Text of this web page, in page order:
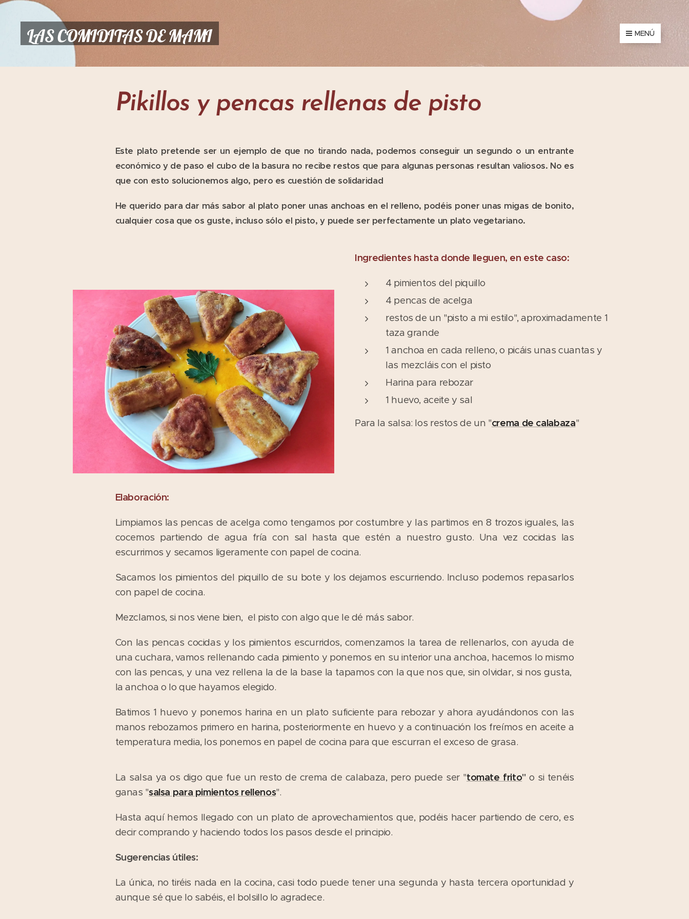
LAS COMIDITAS DE MAMI MENÚ
Pikillos y pencas rellenas de pisto
Este plato pretende ser un ejemplo de que no tirando nada, podemos conseguir un segundo o un entrante
económico y de paso el cubo de la basura no recibe restos que para algunas personas resultan valiosos. No es
que con esto solucionemos algo, pero es cuestión de solidaridad
He querido para dar más sabor al plato poner unas anchoas en el relleno, podéis poner unas migas de bonito,
cualquier cosa que os guste, incluso sólo el pisto, y puede ser perfectamente un plato vegetariano.
Ingredientes hasta donde lleguen, en este caso:
4 pimientos del piquillo
4 pencas de acelga
restos de un "pisto a mi estilo", aproximadamente 1
taza grande
1 anchoa en cada relleno, o picáis unas cuantas y
las mezcláis con el pisto
Harina para rebozar
1 huevo, aceite y sal
Para la salsa: los restos de un "crema de calabaza"
Elaboración:
Limpiamos las pencas de acelga como tengamos por costumbre y las partimos en 8 trozos iguales, las
cocemos partiendo de agua fría con sal hasta que estén a nuestro gusto. Una vez cocidas las
escurrimos y secamos ligeramente con papel de cocina.
Sacamos los pimientos del piquillo de su bote y los dejamos escurriendo. Incluso podemos repasarlos
con papel de cocina.
Mezclamos, si nos viene bien, el pisto con algo que le dé más sabor.
Con las pencas cocidas y los pimientos escurridos, comenzamos la tarea de rellenarlos, con ayuda de
una cuchara, vamos rellenando cada pimiento y ponemos en su interior una anchoa, hacemos lo mismo
con las pencas, y una vez rellena la de la base la tapamos con la que nos que, sin olvidar, si nos gusta,
la anchoa o lo que hayamos elegido.
Batimos 1 huevo y ponemos harina en un plato suficiente para rebozar y ahora ayudándonos con las
manos rebozamos primero en harina, posteriormente en huevo y a continuación los freímos en aceite a
temperatura media, los ponemos en papel de cocina para que escurran el exceso de grasa.
La salsa ya os digo que fue un resto de crema de calabaza, pero puede ser "tomate frito"o si tenéis
ganas "salsa para pimientos rellenos".
Hasta aquí hemos llegado con un plato de aprovechamientos que, podéis hacer partiendo de cero, es
decir comprando y haciendo todos los pasos desde el principio.
Sugerencias útiles:
La única, no tiréis nada en la cocina, casi todo puede tener una segunda y hasta tercera oportunidad y
aunque sé que lo sabéis, el bolsillo lo agradece.